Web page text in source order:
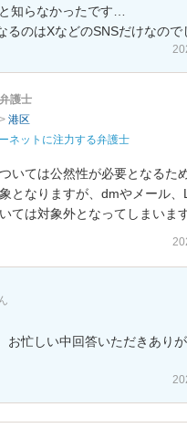
知らなかったです…
るのはXなどのSNSだけなので
弁護士
> 港区
ネットに注力する弁護士
いては公然性が必要となるた
となりますが、dmやメール、
ては対象外となってしまいます
お忙しい中回答いただきあり